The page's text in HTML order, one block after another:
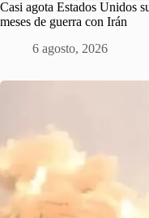
Casi agota Estados Unidos
meses de guerra con Irán
6 agosto, 2026